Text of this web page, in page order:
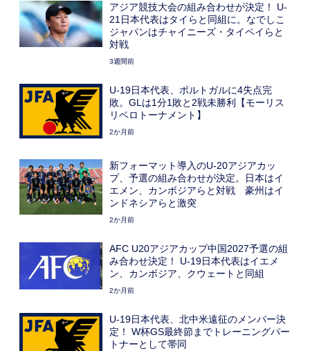
アジア競技大会の組み合わせが決定！ U-
21日本代表はタイらと同組に。なでしこ
ジャパンはチャイニーズ・タイペイらと
対戦
3週間前
U-19日本代表、ポルトガルに4失点完
敗。GLは1分1敗と2戦未勝利【モーリス
リベロトーナメント】
2か月前
新フォーマット導入のU-20アジアカッ
プ、予選の組み合わせが決定。日本はイ
エメン、カンボジアらと対戦 豪州はイ
ンドネシアらと激突
2か月前
AFC U20アジアカップ中国2027予選の組
み合わせ決定！ U-19日本代表はイエメ
ン、カンボジア、クウェートと同組
2か月前
U-19日本代表、北中米遠征のメンバー決
定！ W杯GS最終節までトレーニングパー
トナーとして帯同